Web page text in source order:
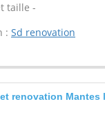
taille -
: Sd renovation
renovation Mantes